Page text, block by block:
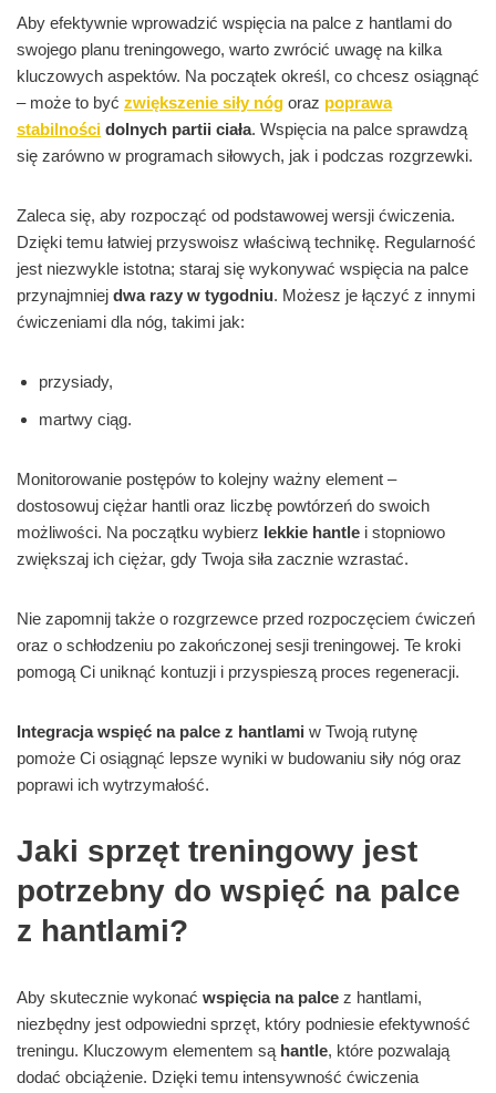
Aby efektywnie wprowadzić wspięcia na palce z hantlami do
swojego planu treningowego, warto zwrócić uwagę na kilka
kluczowych aspektów. Na początek określ, co chcesz osiągnąć
– może to być zwiększenie siły nóg oraz poprawa
stabilności dolnych partii ciała. Wspięcia na palce sprawdzą
się zarówno w programach siłowych, jak i podczas rozgrzewki.
Zaleca się, aby rozpocząć od podstawowej wersji ćwiczenia.
Dzięki temu łatwiej przyswoisz właściwą technikę. Regularność
jest niezwykle istotna; staraj się wykonywać wspięcia na palce
przynajmniej dwa razy w tygodniu. Możesz je łączyć z innymi
ćwiczeniami dla nóg, takimi jak:
przysiady,
martwy ciąg.
Monitorowanie postępów to kolejny ważny element –
dostosowuj ciężar hantli oraz liczbę powtórzeń do swoich
możliwości. Na początku wybierz lekkie hantle i stopniowo
zwiększaj ich ciężar, gdy Twoja siła zacznie wzrastać.
Nie zapomnij także o rozgrzewce przed rozpoczęciem ćwiczeń
oraz o schłodzeniu po zakończonej sesji treningowej. Te kroki
pomogą Ci uniknąć kontuzji i przyspieszą proces regeneracji.
Integracja wspięć na palce z hantlami w Twoją rutynę
pomoże Ci osiągnąć lepsze wyniki w budowaniu siły nóg oraz
poprawi ich wytrzymałość.
Jaki sprzęt treningowy jest
potrzebny do wspięć na palce
z hantlami?
Aby skutecznie wykonać wspięcia na palce z hantlami,
niezbędny jest odpowiedni sprzęt, który podniesie efektywność
treningu. Kluczowym elementem są hantle, które pozwalają
dodać obciążenie. Dzięki temu intensywność ćwiczenia